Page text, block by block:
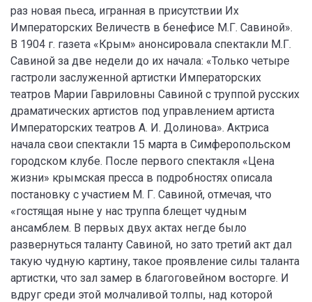
раз новая пьеса, игранная в присутствии Их
Императорских Величеств в бенефисе М.Г. Савиной».
В 1904 г. газета «Крым» анонсировала спектакли М.Г.
Савиной за две недели до их начала: «Только четыре
гастроли заслуженной артистки Императорских
театров Марии Гавриловны Савиной с труппой русских
драматических артистов под управлением артиста
Императорских театров А. И. Долинова». Актриса
начала свои спектакли 15 марта в Симферопольском
городском клубе. После первого спектакля «Цена
жизни» крымская пресса в подробностях описала
постановку с участием М. Г. Савиной, отмечая, что
«гостящая ныне у нас труппа блещет чудным
ансамблем. В первых двух актах негде было
развернуться таланту Савиной, но зато третий акт дал
такую чудную картину, такое проявление силы таланта
артистки, что зал замер в благоговейном восторге. И
вдруг среди этой молчаливой толпы, над которой